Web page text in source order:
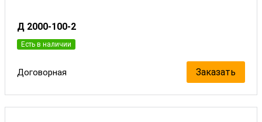
Д 2000-100-2
Есть в наличии
Договорная Заказать